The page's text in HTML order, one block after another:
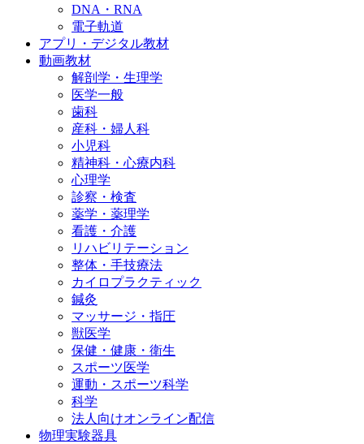
DNA・RNA
電子軌道
アプリ・デジタル教材
動画教材
解剖学・生理学
医学一般
歯科
産科・婦人科
小児科
精神科・心療内科
心理学
診察・検査
薬学・薬理学
看護・介護
リハビリテーション
整体・手技療法
カイロプラクティック
鍼灸
マッサージ・指圧
獣医学
保健・健康・衛生
スポーツ医学
運動・スポーツ科学
科学
法人向けオンライン配信
物理実験器具